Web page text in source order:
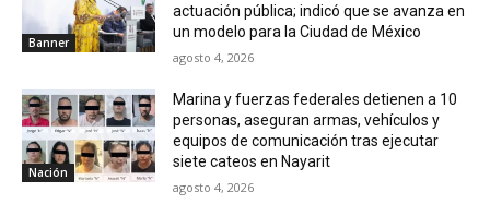
Banner
actuación pública; indicó que se avanza en
un modelo para la Ciudad de México
agosto 4, 2026
Nación
Marina y fuerzas federales detienen a 10
personas, aseguran armas, vehículos y
equipos de comunicación tras ejecutar
siete cateos en Nayarit
agosto 4, 2026